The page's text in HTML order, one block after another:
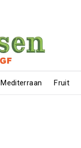
Mediterraan Fruit